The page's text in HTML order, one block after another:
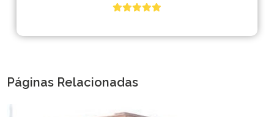
Páginas Relacionadas